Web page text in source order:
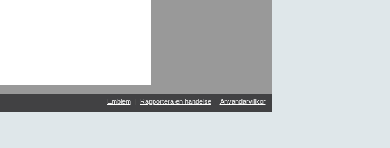
Emblem| Rapportera en händelse| Användarvillkor